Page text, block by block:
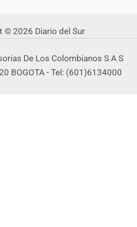
© 2026 Diario del Sur
De Los Colombianos S A S
BOGOTA - Tel: (601)6134000